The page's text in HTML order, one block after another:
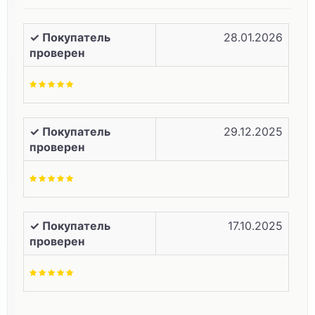
✓ Покупатель
проверен
28.01.2026
✓ Покупатель
проверен
29.12.2025
✓ Покупатель
проверен
17.10.2025